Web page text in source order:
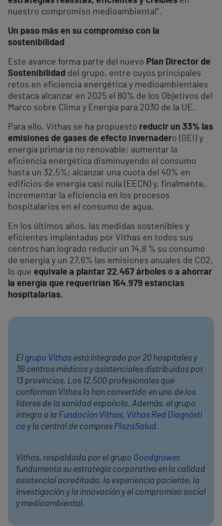
nuestro compromiso medioambiental”.
Un paso más en su compromiso con la
sostenibilidad
Este avance forma parte del nuevo Plan Director de
Sostenibilidad del grupo, entre cuyos principales
retos en eficiencia energética y medioambientales
destaca alcanzar en 2025 el 80% de los Objetivos del
Marco sobre Clima y Energía para 2030 de la UE.
Para ello, Vithas se ha propuesto reducir un 33% las
emisiones de gases de efecto invernadero (GEI) y
energía primaria no renovable; aumentar la
eficiencia energética disminuyendo el consumo
hasta un 32,5%; alcanzar una cuota del 40% en
edificios de energía casi nula (EECN) y, finalmente,
incrementar la eficiencia en los procesos
hospitalarios en el consumo de agua.
En los últimos años, las medidas sostenibles y
eficientes implantadas por Vithas en todos sus
centros han logrado reducir un 14,8 % su consumo
de energía y un 27,6% las emisiones anuales de CO2,
lo que equivale a plantar 22.467 árboles o a ahorrar
la energía que requerirían 164.979 estancias
hospitalarias.
El grupo Vithas está integrado por 20 hospitales y
36 centros médicos y asistenciales distribuidos por
13 provincias. Los 12.500 profesionales que
conforman Vithas lo han convertido en uno de los
líderes de la sanidad española. Además, el grupo
integra a la Fundación Vithas, Vithas Red Diagnósti
ca y la central de compras PlazaSalud.
Vithas, respaldada por el grupo Goodgrower,
fundamenta su estrategia corporativa en la calidad
asistencial acreditada, la experiencia paciente, la
investigación y la innovación y el compromiso social
y medioambiental.